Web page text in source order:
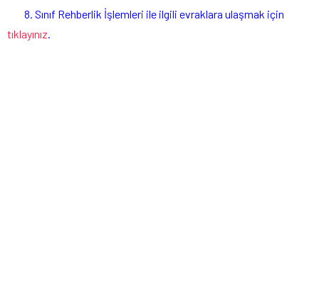
8. Sınıf Rehberlik İşlemleri ile ilgili evraklara ulaşmak için
tıklayınız